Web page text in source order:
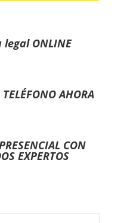
legal ONLINE
AHORA
CON
EXPERTOS